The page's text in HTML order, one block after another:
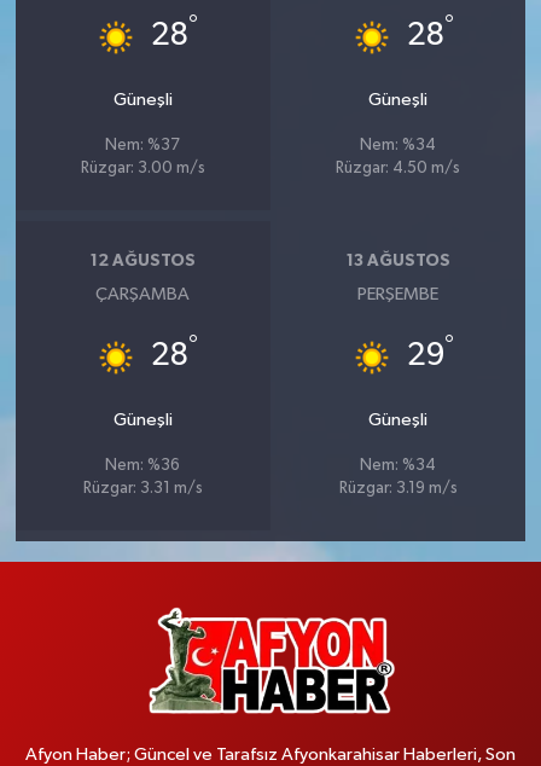
28°
Güneşli
Nem: %37
Rüzgar: 3.00 m/s
28°
Güneşli
Nem: %34
Rüzgar: 4.50 m/s
12 AĞUSTOS
ÇARŞAMBA
28°
Güneşli
Nem: %36
Rüzgar: 3.31 m/s
13 AĞUSTOS
PERŞEMBE
29°
Güneşli
Nem: %34
Rüzgar: 3.19 m/s
Afyon Haber; Güncel ve Tarafsız Afyonkarahisar Haberleri, Son